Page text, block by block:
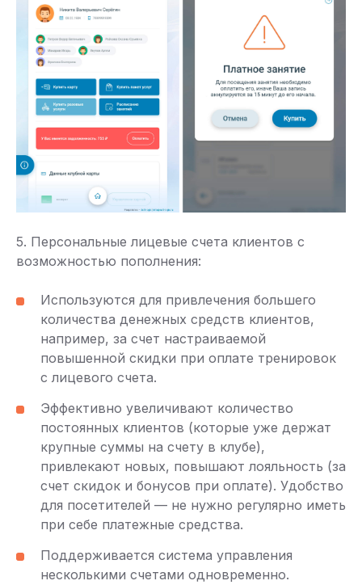
5. Персональные лицевые счета клиентов с
возможностью пополнения:
Используются для привлечения большего
количества денежных средств клиентов,
например, за счет настраиваемой
повышенной скидки при оплате тренировок
с лицевого счета.
Эффективно увеличивают количество
постоянных клиентов (которые уже держат
крупные суммы на счету в клубе),
привлекают новых, повышают лояльность (за
счет скидок и бонусов при оплате). Удобство
для посетителей — не нужно регулярно иметь
при себе платежные средства.
Поддерживается система управления
несколькими счетами одновременно.